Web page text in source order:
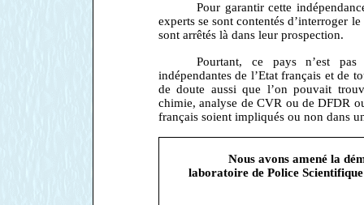
Pour garantir cette
experts se sont contentés d’interroger
sont arrêtés là dans leur prospection.
Pourtant, ce pays n’est pas
indépendantes de l’Etat français et de
de doute aussi que l’on pouvait
chimie, analyse de CVR ou de DFDR
français soient impliqués ou non dans
Nous avons amené la
laboratoire de Police